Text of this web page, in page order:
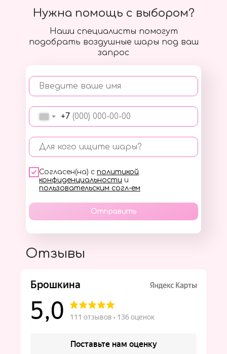
Наши специалисты помогут
подобрать воздушные шары под ваш
запрос
Введите ваше имя
+7
Для кого ищите шары?
Согласен(на) с политикой
конфиденциальности и
пользовательским согл-ем
Отправить
Нужна помощь с выбором?
Отзывы